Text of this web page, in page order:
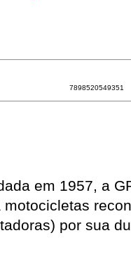
7898520549351
em 1957, a
motocicletas
por sua